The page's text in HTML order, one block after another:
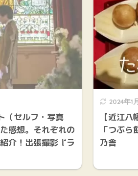
（セルフ・写真
感想。それぞれの
介！出張撮影『ラ
2024年1
【近江
「つぶ
乃舎